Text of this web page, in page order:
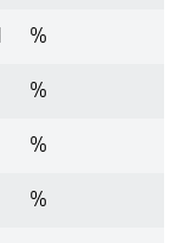
%
%
%
%